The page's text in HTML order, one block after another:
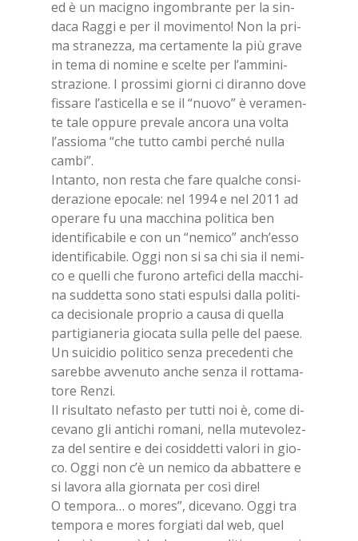
ed è un ma­ci­gno in­gom­bran­te per la sin­
da­ca Rag­gi e per il mo­vi­men­to! Non la pri­
ma stra­nez­za, ma cer­ta­men­te la più gra­ve
in tema di no­mi­ne e scel­te per l’am­mi­ni­
stra­zio­ne. I pros­si­mi gior­ni ci di­ran­no dove
fis­sa­re l’a­sti­cel­la e se il “nuo­vo” è ve­ra­men­
te tale op­pu­re pre­va­le an­co­ra una vol­ta
l’as­sio­ma “che tut­to cam­bi per­ché nul­la
cam­bi”.
In­tan­to, non re­sta che fare qual­che con­si­
de­ra­zio­ne epo­ca­le: nel 1994 e nel 2011 ad
ope­ra­re fu una mac­chi­na po­li­ti­ca ben
iden­ti­fi­ca­bi­le e con un “ne­mi­co” an­ch’es­so
iden­ti­fi­ca­bi­le. Oggi non si sa chi sia il ne­mi­
co e quel­li che fu­ro­no ar­te­fi­ci del­la mac­chi­
na sud­det­ta sono sta­ti espul­si dal­la po­li­ti­
ca de­ci­sio­na­le pro­prio a cau­sa di quel­la
par­ti­gia­ne­ria gio­ca­ta sul­la pel­le del pae­se.
Un sui­ci­dio po­li­ti­co sen­za pre­ce­den­ti che
sa­reb­be av­ve­nu­to an­che sen­za il rot­ta­ma­
to­re Ren­zi.
Il ri­sul­ta­to ne­fa­sto per tut­ti noi è, come di­
ce­va­no gli an­ti­chi ro­ma­ni, nel­la mu­te­vo­lez­
za del sen­ti­re e dei co­sid­det­ti va­lo­ri in gio­
co. Oggi non c’è un ne­mi­co da ab­bat­te­re e
si la­vo­ra alla gior­na­ta per così dire!
O tem­po­ra… o mo­res”, di­ce­va­no. Oggi tra
tem­po­ra e mo­res for­gia­ti dal web, quel